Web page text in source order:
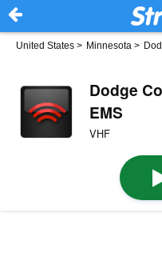
United States > Minnesota >
Dodge
EMS
VHF